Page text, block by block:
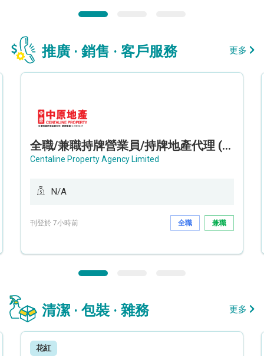
推廣 · 銷售 · 客戶服務 更多
全職/兼職持牌營業員/持牌地產代理 (長沙灣/將軍澳/油塘)
Centaline Property Agency Limited
N/A
刊登於 7小時前 全職 兼職
清潔 · 包裝 · 雜務 更多
花紅